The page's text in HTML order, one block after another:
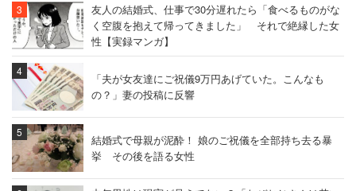
友人の結婚式、仕事で30分遅れたら「食べるものがな
く空腹を抱えて帰ってきました」 それで絶縁した女
性【実録マンガ】
「夫が女友達にご祝儀9万円あげていた。こんなも
の？」妻の投稿に反響
結婚式で母親が泥酔！ 娘のご祝儀を全部持ち去る暴
挙 その後を語る女性